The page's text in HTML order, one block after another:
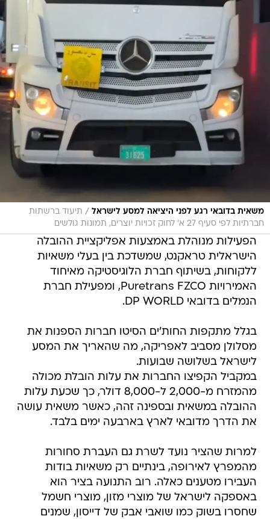
משאית בדובאי רגע לפני היציאה למסע לישראל / תיעוד ברשתות
חברתיות לפי סעיף 27 א' לחוק זכויות יוצרים, תמונות גולשים
הפעילות מנוהלת באמצעות אפליקציית ההובלה
הישראלית טראקנט, שמשדכת בין בעלי משאיות
ללקוחות, בשיתוף חברת הלוגיסטיקה מאיחוד
האמירויות Puretrans FZCO, ומפעילת חברת
הנמלים בדובאי DP WORLD.
בגלל מתקפות החות'ים הסיטו חברות הספנות את
מסלולן מסביב לאפריקה, מה שהאריך את המסע
לישראל בשלושה שבועות.
במקביל הקפיצו החברות את עלות הובלת מכולה
מהמזרח מ-2,000 ל-8,000 דולר, כך שכעת עלות
ההובלה במשאית ובספינה זהה, כאשר משאית עושה
את הדרך מדובאי לארץ בארבעה ימים בלבד.
למרות שהציר נועד לשרת גם העברת סחורות
מהמפרץ לאירופה, בינתיים רק משאיות בודות
העבירו מטענים כאלה. רוב התנועה בציר הוא
באספקה לישראל של מוצרי מזון, מוצרי חשמל
שחסרו בשוק כמו שואבי אבק של דייסון, שמנים